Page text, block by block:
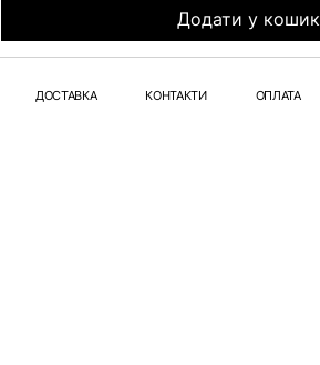
Додати у кошик
ДОСТАВКА КОНТАКТИ ОПЛАТА